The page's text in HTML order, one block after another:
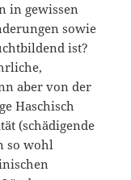
in gewissen
sowie
ist?
aber von der
Haschisch
(schädigende
so wohl